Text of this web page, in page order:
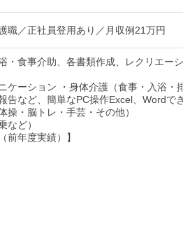
職／正社員登用あり／月収例21万円
・食事介助、各書類作成、レクリエー
ケーション ・身体介護（食事・入浴・
告など、簡単なPC操作Excel、Wordで
操・脳トレ・手芸・その他）
など）
前年度実績）】